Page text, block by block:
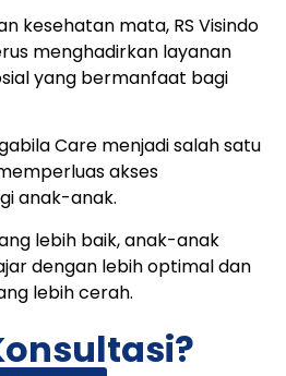
kesehatan mata, RS Visindo
menghadirkan layanan
yang bermanfaat bagi
Care menjadi salah satu
akses
anak-anak.
lebih baik, anak-anak
dengan lebih optimal dan
lebih cerah.